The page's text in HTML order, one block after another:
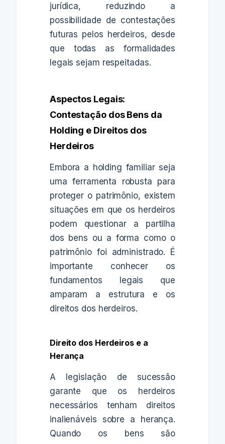
jurídica, reduzindo a
possibilidade de contestações
futuras pelos herdeiros, desde
que todas as formalidades
legais sejam respeitadas.
Aspectos Legais:
Contestação dos Bens da
Holding e Direitos dos
Herdeiros
Embora a holding familiar seja
uma ferramenta robusta para
proteger o patrimônio, existem
situações em que os herdeiros
podem questionar a partilha
dos bens ou a forma como o
patrimônio foi administrado. É
importante conhecer os
fundamentos legais que
amparam a estrutura e os
direitos dos herdeiros.
Direito dos Herdeiros e a
Herança
A legislação de sucessão
garante que os herdeiros
necessários tenham direitos
inalienáveis sobre a herança.
Quando os bens são